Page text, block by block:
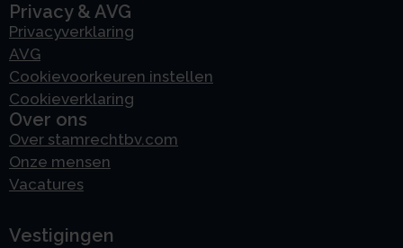
Privacy & AVG
Privacyverklaring
AVG
Cookievoorkeuren instellen
Cookieverklaring
Over ons
Over stamrechtbv.com
Onze mensen
Vacatures
Vestigingen